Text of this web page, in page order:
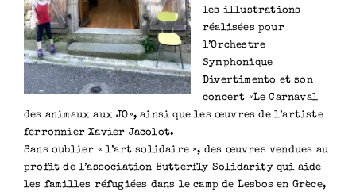
les illustrations
réalisées pour
l’Orchestre
Symphonique
Divertimento et son
concert «Le Carnaval
des animaux aux JO», ainsi que les œuvres de l’artiste
ferronnier Xavier Jacolot.
Sans oublier « l’art solidaire », des œuvres vendues au
profit de l’association Butterfly Solidarity qui aide
les familles réfugiées dans le camp de Lesbos en Grèce,